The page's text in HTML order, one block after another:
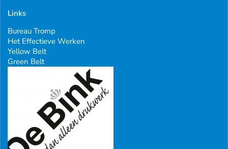
Links
Bureau Tromp
Het Effectieve Werken
Yellow Belt
Green Belt